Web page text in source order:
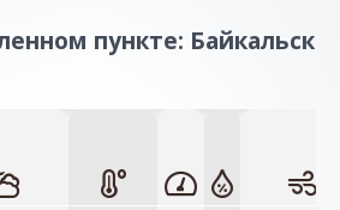
пункте: Байкальск